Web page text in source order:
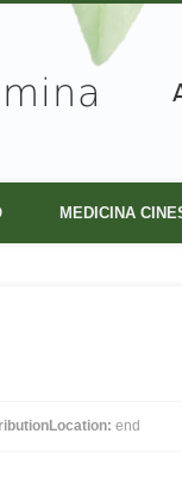
MEDICINA
end